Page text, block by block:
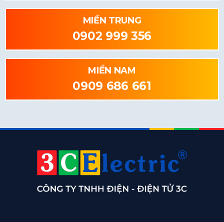
MIỀN TRUNG
0902 999 356
MIỀN NAM
0909 686 661